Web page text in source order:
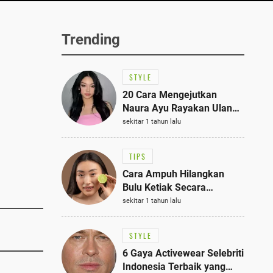
Trending
STYLE
20 Cara Mengejutkan
Naura Ayu Rayakan Ulang
Tahun di Panti Asuhan,
Terlihat Anggun dengan
Kaftan Cokelat
sekitar 1 tahun lalu
TIPS
Cara Ampuh Hilangkan
Bulu Ketiak Secara
Permanen dalam 5
Langkah Sederhana
sekitar 1 tahun lalu
STYLE
6 Gaya Activewear Selebriti
Indonesia Terbaik yang